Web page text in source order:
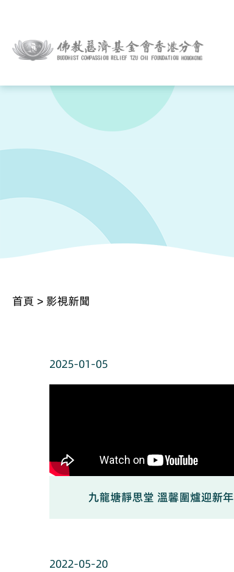
首頁 > 影視新聞
2025-01-05
九龍塘靜思堂 溫馨圍爐迎新年
2022-05-20